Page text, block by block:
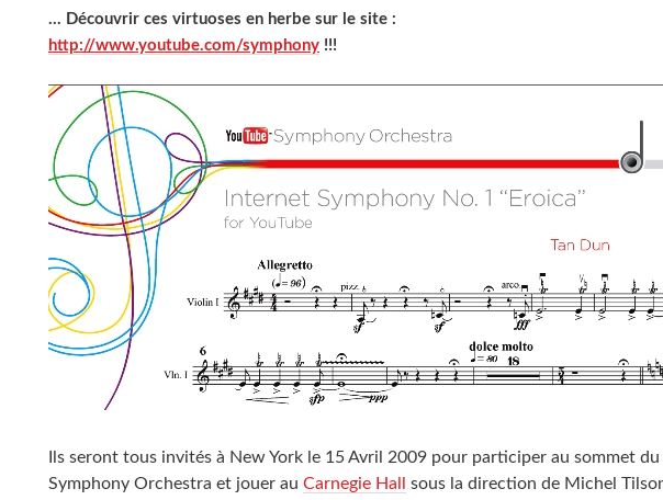
... Découvrir ces virtuoses en herbe sur le site :
http://www.youtube.com/symphony !!!
Ils seront tous invités à New York le 15 Avril 2009 pour participer au sommet du
Symphony Orchestra et jouer au Carnegie Hall sous la direction de Michel